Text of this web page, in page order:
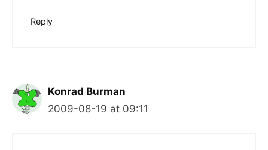
Reply
Konrad Burman
2009-08-19 at 09:11